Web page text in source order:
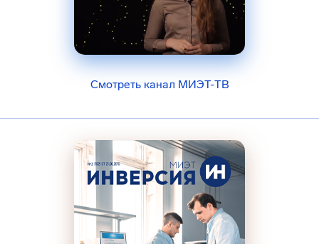
Смотреть канал МИЭТ-ТВ